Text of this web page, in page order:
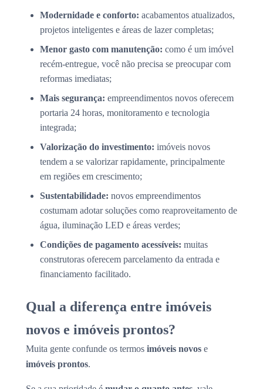
Modernidade e conforto: acabamentos atualizados,
projetos inteligentes e áreas de lazer completas;
Menor gasto com manutenção: como é um imóvel
recém-entregue, você não precisa se preocupar com
reformas imediatas;
Mais segurança: empreendimentos novos oferecem
portaria 24 horas, monitoramento e tecnologia
integrada;
Valorização do investimento: imóveis novos
tendem a se valorizar rapidamente, principalmente
em regiões em crescimento;
Sustentabilidade: novos empreendimentos
costumam adotar soluções como reaproveitamento de
água, iluminação LED e áreas verdes;
Condições de pagamento acessíveis: muitas
construtoras oferecem parcelamento da entrada e
financiamento facilitado.
Qual a diferença entre imóveis
novos e imóveis prontos?
Muita gente confunde os termos imóveis novos e
imóveis prontos.